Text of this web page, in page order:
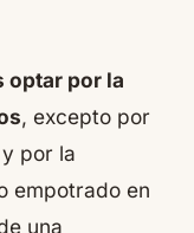
optar por la
, excepto por
por la
empotrado en
una